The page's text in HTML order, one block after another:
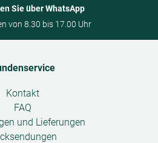
-
Optional
Sie über WhatsApp
von 8.30 bis 17.00 Uhr
Kontakt
FAQ
und Lieferungen